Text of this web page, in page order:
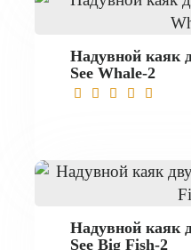
Надувной каяк
See Whale-2
Надувной каяк
See Big Fish-2